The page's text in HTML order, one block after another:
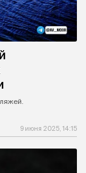
9 июня 2025, 14:15